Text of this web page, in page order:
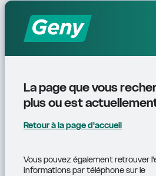
La page que vous
plus ou est
Retour à la page d'accueil
Vous pouvez également retrouver
informations par téléphone sur le